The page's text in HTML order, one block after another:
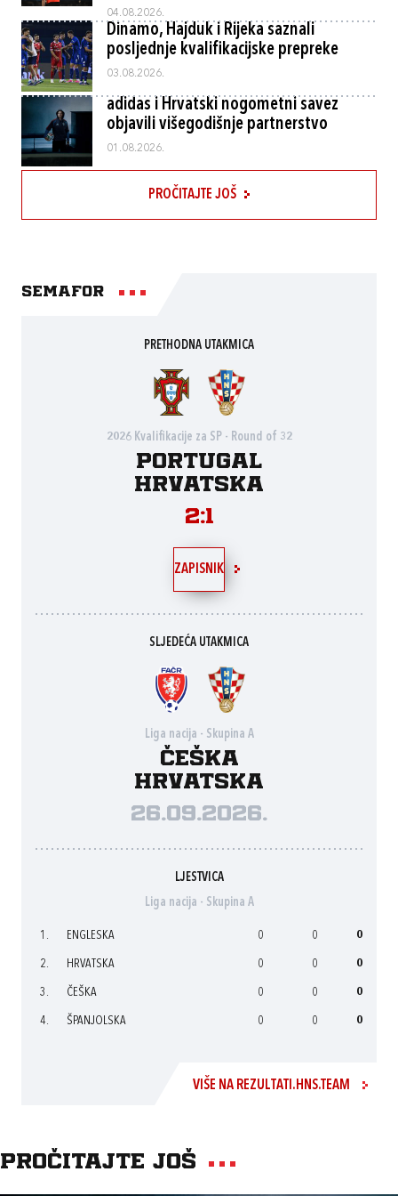
04.08.2026.
Dinamo, Hajduk i Rijeka saznali
posljednje kvalifikacijske prepreke
03.08.2026.
adidas i Hrvatski nogometni savez
objavili višegodišnje partnerstvo
01.08.2026.
PROČITAJTE JOŠ
Semafor
PRETHODNA UTAKMICA
2026 Kvalifikacije za SP - Round of 32
Portugal
Hrvatska
2:1
ZAPISNIK
SLJEDEĆA UTAKMICA
Liga nacija - Skupina A
Češka
Hrvatska
26.09.2026.
LJESTVICA
Liga nacija - Skupina A
1. ENGLESKA 0 0 0
2. HRVATSKA 0 0 0
3. ČEŠKA 0 0 0
4. ŠPANJOLSKA 0 0 0
VIŠE NA REZULTATI.HNS.TEAM
Pročitajte još